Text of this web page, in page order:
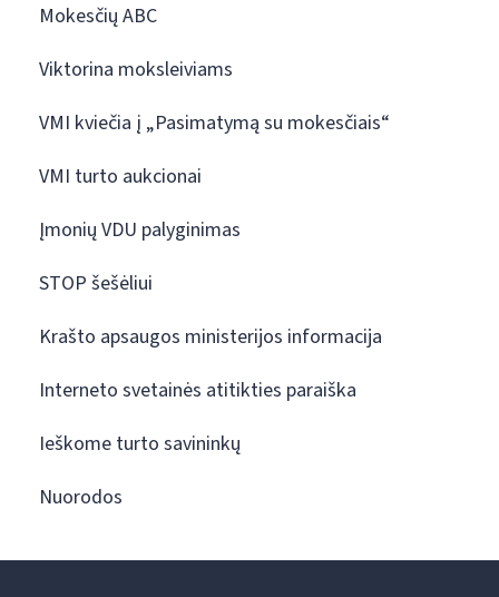
Mokesčių ABC
Viktorina moksleiviams
VMI kviečia į „Pasimatymą su mokesčiais“
VMI turto aukcionai
Įmonių VDU palyginimas
STOP šešėliui
Krašto apsaugos ministerijos informacija
Interneto svetainės atitikties paraiška
Ieškome turto savininkų
Nuorodos